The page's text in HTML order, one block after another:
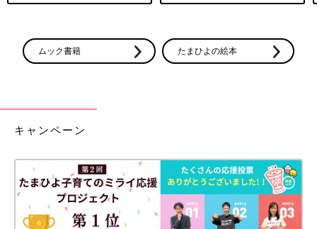
今回は、すくいやすさや持ちやすさに注目したおすすめの子ども
すさは子どもの意欲に影響するもの。食事の時間がより一層楽し
いものになるよう、食べやすさを意識して食器を選んでみるとい
いですね♪
相葉 摩美
パート保育士として小規模園に勤務し、かわいい乳児さんたちに
癒される毎日。とにかくラクして暮らしたいという考えから、超
おおざっぱでズボラな性格ながら「整理収納アドバイザー2級」
を取得。自分も家族もスムーズに暮らせる収納を目指していま
す！
ムック書籍 たまひよの絵本
キャンペーン